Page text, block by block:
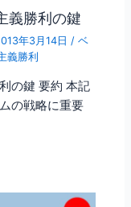
義勝利の鍵
年3月14日 /ベ
義勝利
の鍵 要約 本記
の戦略に重要